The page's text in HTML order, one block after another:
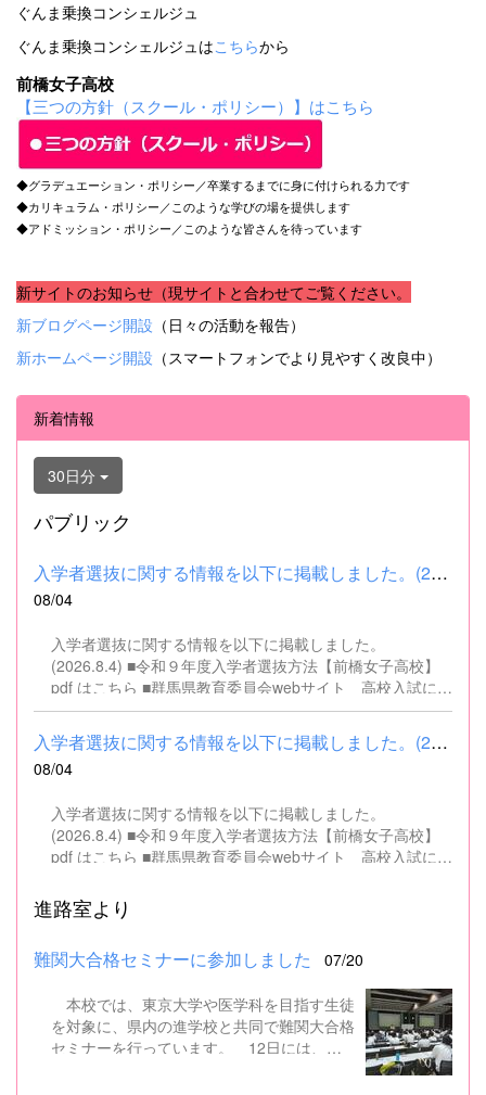
ぐんま乗換コンシェルジュ
ぐんま乗換コンシェルジュはこちらから
前橋女子高校
【三つの方針（スクール・ポリシー）】はこちら
◆グラデュエーション・ポリシー／卒業するまでに身に付けられる力です
◆カリキュラム・ポリシー／このような学びの場を提供します
◆アドミッション・ポリシー／このような皆さんを待っています
新サイトのお知らせ（現サイトと合わせてご覧ください。
新ブログページ開設 （日々の活動を報告）
新ホームページ開設 （スマートフォンでより見やすく改良中）
新着情報
30日分
パブリック
入学者選抜に関する情報を以下に掲載しました。(2026.8.4) ■令和...
08/04
入学者選抜に関する情報を以下に掲載しました。
(2026.8.4) ■令和９年度入学者選抜方法【前橋女子高校】
pdf はこちら ■群馬県教育委員会webサイト 高校入試に関
するページはこちら
入学者選抜に関する情報を以下に掲載しました。(2026.8.4) ■令和...
08/04
入学者選抜に関する情報を以下に掲載しました。
(2026.8.4) ■令和９年度入学者選抜方法【前橋女子高校】
pdf はこちら ■群馬県教育委員会webサイト 高校入試に関
進路室より
難関大合格セミナーに参加しました 07/20
本校では、東京大学や医学科を目指す生徒
を対象に、県内の進学校と共同で難関大合格
セミナーを行っています。 12日には、本